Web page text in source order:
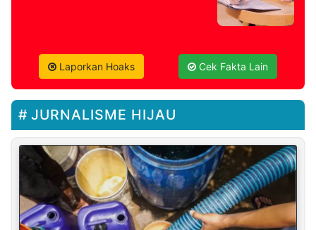
Laporkan Hoaks Cek Fakta Lain
JURNALISME HIJAU